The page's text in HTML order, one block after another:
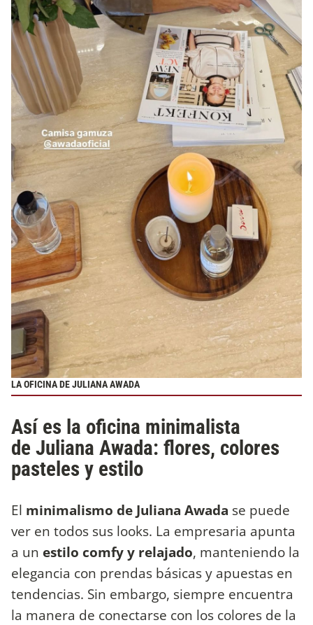
LA OFICINA DE JULIANA AWADA
Así es la oficina minimalista
de Juliana Awada: flores, colores
pasteles y estilo
El minimalismo de Juliana Awada se puede
ver en todos sus looks. La empresaria apunta
a un estilo comfy y relajado, manteniendo la
elegancia con prendas básicas y apuestas en
tendencias. Sin embargo, siempre encuentra
la manera de conectarse con los colores de la